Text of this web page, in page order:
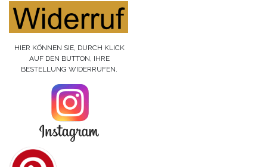
HIER KÖNNEN SIE, DURCH KLICK
AUF DEN BUTTON, IHRE
BESTELLUNG WIDERRUFEN.